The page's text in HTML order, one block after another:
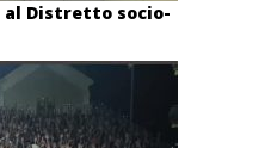
al Distretto socio-